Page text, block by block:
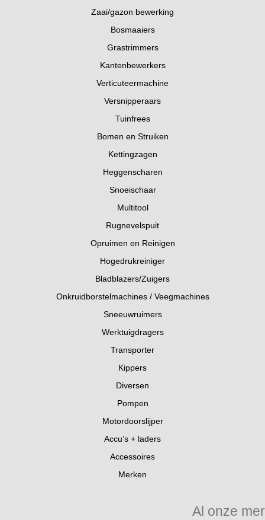
Zaai/gazon bewerking
Bosmaaiers
Grastrimmers
Kantenbewerkers
Verticuteermachine
Versnipperaars
Tuinfrees
Bomen en Struiken
Kettingzagen
Heggenscharen
Snoeischaar
Multitool
Rugnevelspuit
Opruimen en Reinigen
Hogedrukreiniger
Bladblazers/Zuigers
Onkruidborstelmachines / Veegmachines
Sneeuwruimers
Werktuigdragers
Transporter
Kippers
Diversen
Pompen
Motordoorslijper
Accu’s + laders
Accessoires
Merken
Al onze